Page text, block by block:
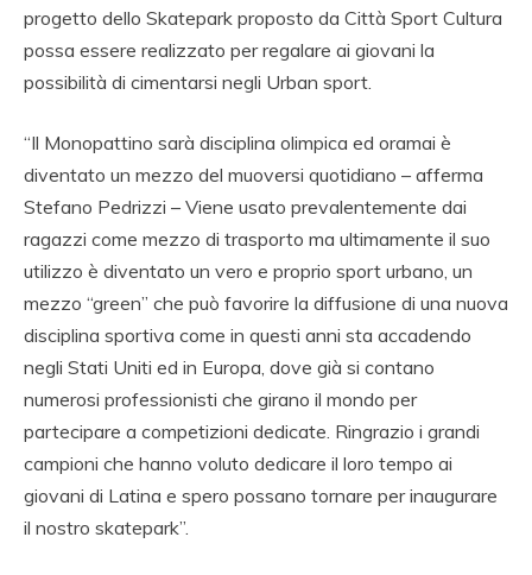
progetto dello Skatepark proposto da Città Sport Cultura
possa essere realizzato per regalare ai giovani la
possibilità di cimentarsi negli Urban sport.
“Il Monopattino sarà disciplina olimpica ed oramai è
diventato un mezzo del muoversi quotidiano – afferma
Stefano Pedrizzi – Viene usato prevalentemente dai
ragazzi come mezzo di trasporto ma ultimamente il suo
utilizzo è diventato un vero e proprio sport urbano, un
mezzo “green” che può favorire la diffusione di una nuova
disciplina sportiva come in questi anni sta accadendo
negli Stati Uniti ed in Europa, dove già si contano
numerosi professionisti che girano il mondo per
partecipare a competizioni dedicate. Ringrazio i grandi
campioni che hanno voluto dedicare il loro tempo ai
giovani di Latina e spero possano tornare per inaugurare
il nostro skatepark”.